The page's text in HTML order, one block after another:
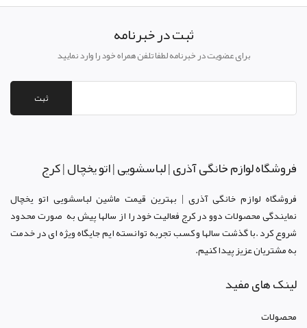
ثبت در خبرنامه
برای عضویت در خبرنامه لطفا تلفن همراه خود را وارد نمایید
ثبت
فروشگاه لوازم خانگی آذری | لباسشویی | اتو یخچال | کرج
فروشگاه لوازم خانگی آذری | بهترین قیمت ماشین لباسشویی اتو یخچال
نمایندگی محصولات دوو در کرجفعالیت خود را از سالها پیش به صورت محدود
شروع کرد .با گذشت سالها و کسب تجربه توانسته ایم جایگاه ویژه ای در خدمت
به مشتریان عزیز پیدا کنیم.
لینک های مفید
محصولات